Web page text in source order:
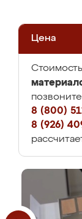
Цена
8 (800)
8 (926)